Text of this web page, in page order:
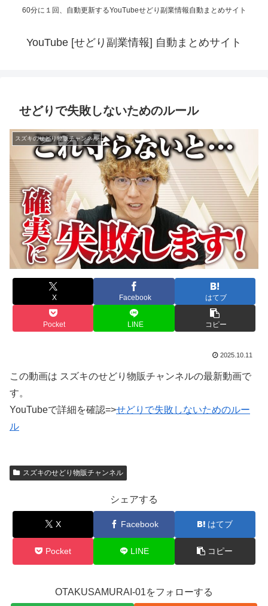
60分に１回、自動更新するYouTubeせどり副業情報自動まとめサイト
YouTube [せどり副業情報] 自動まとめサイト
せどりで失敗しないためのルール
スズキのせどり物販チャンネル
X Facebook はてブ
Pocket LINE コピー
2025.10.11
この動画は スズキのせどり物販チャンネルの最新動画で
す。
YouTubeで詳細を確認=>せどりで失敗しないためのルー
ル
スズキのせどり物販チャンネル
シェアする
X Facebook はてブ
Pocket LINE コピー
OTAKUSAMURAI-01をフォローする